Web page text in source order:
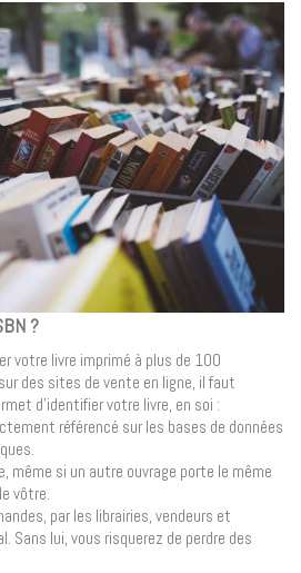
?
votre livre imprimé à plus de 100
des sites de vente en ligne, il faut
d’identifier votre livre, en soi :
référencé sur les bases de données
même si un autre ouvrage porte le même
vôtre.
par les librairies, vendeurs et
Sans lui, vous risquerez de perdre des